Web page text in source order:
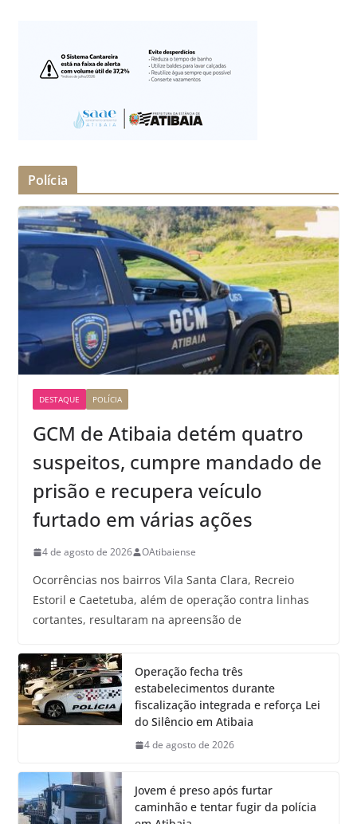
Polícia
DESTAQUE POLÍCIA
GCM de Atibaia detém quatro
suspeitos, cumpre mandado de
prisão e recupera veículo
furtado em várias ações
4 de agosto de 2026 OAtibaiense
Ocorrências nos bairros Vila Santa Clara, Recreio
Estoril e Caetetuba, além de operação contra linhas
cortantes, resultaram na apreensão de
Operação fecha três
estabelecimentos durante
fiscalização integrada e reforça Lei
do Silêncio em Atibaia
4 de agosto de 2026
Jovem é preso após furtar
caminhão e tentar fugir da polícia